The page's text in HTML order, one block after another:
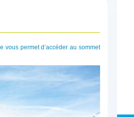
vous permet d’accéder au sommet